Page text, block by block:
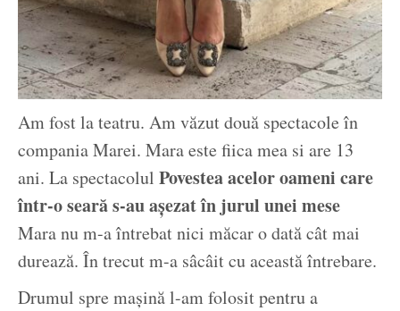
Am fost la teatru. Am văzut două spectacole în
compania Marei. Mara este fiica mea si are 13
ani. La spectacolul Povestea acelor oameni care
într-o seară s-au așezat în jurul unei mese
Mara nu m-a întrebat nici măcar o dată cât mai
durează. În trecut m-a sâcâit cu această întrebare.
Drumul spre mașină l-am folosit pentru a